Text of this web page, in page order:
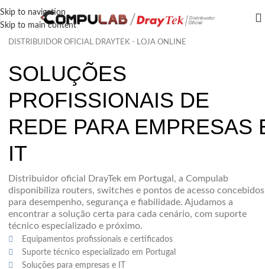
Skip to navigation
Skip to main content
DISTRIBUIDOR OFICIAL DRAYTEK - LOJA ONLINE
SOLUÇÕES
PROFISSIONAIS DE
REDE PARA EMPRESAS
IT
Distribuidor oficial DrayTek em Portugal, a Compulab
disponibiliza routers, switches e pontos de acesso concebidos
para desempenho, segurança e fiabilidade. Ajudamos a
encontrar a solução certa para cada cenário, com suporte
técnico especializado e próximo.
Equipamentos profissionais e certificados
Suporte técnico especializado em Portugal
Soluções para empresas e IT